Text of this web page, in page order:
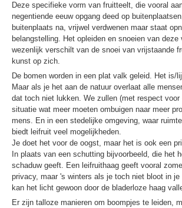
Deze specifieke vorm van fruitteelt, die vooral
negentiende eeuw opgang deed op
buitenplaats na, vrijwel verdwenen maar staat
belangstelling. Het opleiden en snoeien van deze
wezenlijk verschilt van de snoei van vrijstaande
kunst op zich.
De bomen worden in een plat valk geleid. Het is/
Maar als je het aan de natuur overlaat alle
dat toch niet lukken. We zullen (met respect voor
situatie wat meer moeten ombuigen naar meer
mens. En in een stedelijke omgeving, waar
biedt leifruit veel mogelijkheden.
Je doet het voor de oogst, maar het is ook een
In plaats van een schutting bijvoorbeeld, die het
schaduw geeft. Een leifruithaag geeft vooral
privacy, maar 's winters als je toch niet bloot in
kan het licht gewoon door de bladerloze haag
Er zijn talloze manieren om boompjes te leiden,